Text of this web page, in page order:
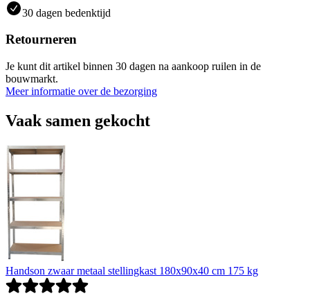
30 dagen bedenktijd
Retourneren
Je kunt dit artikel binnen 30 dagen na aankoop ruilen in de
bouwmarkt.
Meer informatie over de bezorging
Vaak samen gekocht
Handson zwaar metaal stellingkast 180x90x40 cm 175 kg